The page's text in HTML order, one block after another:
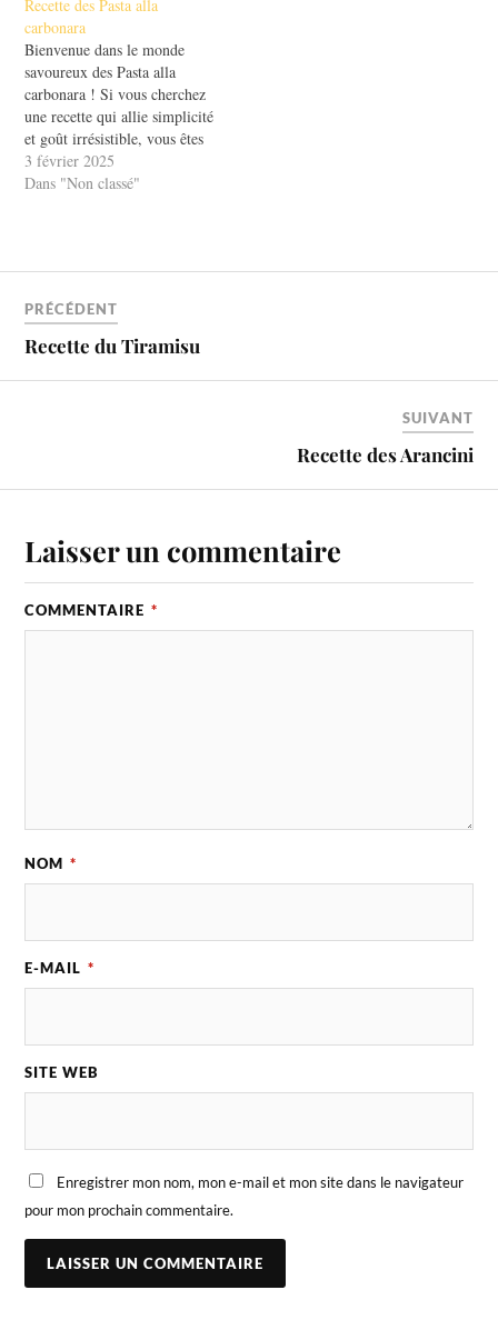
tendre et les légumes frais est
une invitation à la
gourmandise. La recette
traditionnelle…
Recette des Pasta alla
carbonara
Bienvenue dans le monde
savoureux des Pasta alla
carbonara ! Si vous cherchez
une recette qui allie simplicité
et goût irrésistible, vous êtes
au bon endroit. Ce plat
emblématique de la cuisine
des gourmets du monde
3 février 2025
Dans "Non classé"
PRÉCÉDENT
Recette du Tiramisu
SUIVANT
Recette des Arancini
Laisser un commentaire
COMMENTAIRE *
NOM *
E-MAIL *
SITE WEB
Enregistrer mon nom, mon e-mail et mon site dans le navigateur
pour mon prochain commentaire.